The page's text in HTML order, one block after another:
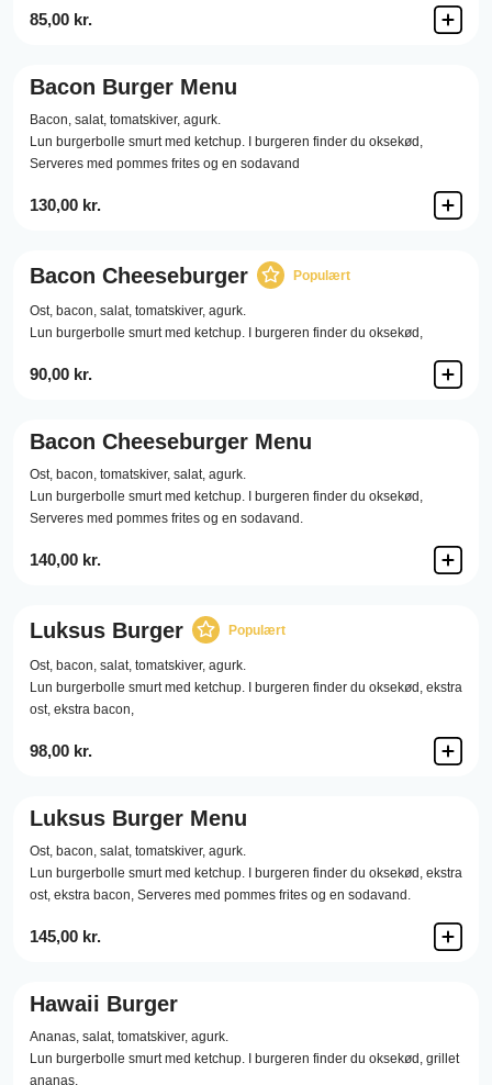
85,00 kr.
Bacon Burger Menu
Bacon, salat, tomatskiver, agurk.
Lun burgerbolle smurt med ketchup. I burgeren finder du oksekød,
Serveres med pommes frites og en sodavand
130,00 kr.
Bacon Cheeseburger Populært
Ost, bacon, salat, tomatskiver, agurk.
Lun burgerbolle smurt med ketchup. I burgeren finder du oksekød,
90,00 kr.
Bacon Cheeseburger Menu
Ost, bacon, tomatskiver, salat, agurk.
Lun burgerbolle smurt med ketchup. I burgeren finder du oksekød,
Serveres med pommes frites og en sodavand.
140,00 kr.
Luksus Burger Populært
Ost, bacon, salat, tomatskiver, agurk.
Lun burgerbolle smurt med ketchup. I burgeren finder du oksekød, ekstra
ost, ekstra bacon,
98,00 kr.
Luksus Burger Menu
Ost, bacon, salat, tomatskiver, agurk.
Lun burgerbolle smurt med ketchup. I burgeren finder du oksekød, ekstra
ost, ekstra bacon, Serveres med pommes frites og en sodavand.
145,00 kr.
Hawaii Burger
Ananas, salat, tomatskiver, agurk.
Lun burgerbolle smurt med ketchup. I burgeren finder du oksekød, grillet
ananas,